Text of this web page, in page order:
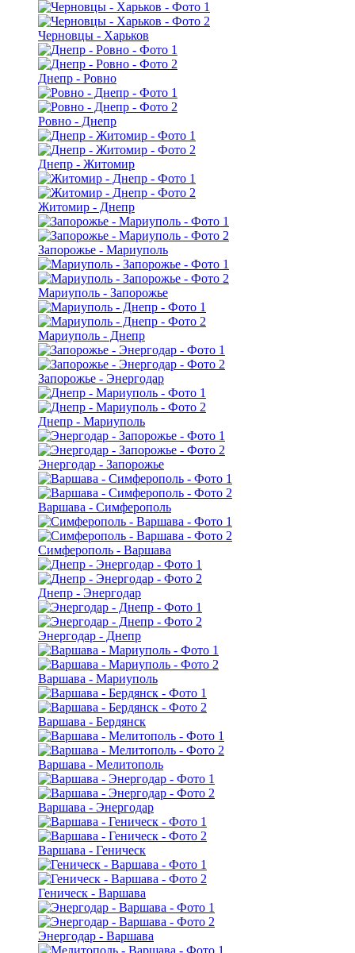
Черновцы - Харьков
Днепр - Ровно
Ровно - Днепр
Днепр - Житомир
Житомир - Днепр
Запорожье - Мариуполь
Мариуполь - Запорожье
Мариуполь - Днепр
Запорожье - Энергодар
Днепр - Мариуполь
Энергодар - Запорожье
Варшава - Симферополь
Симферополь - Варшава
Днепр - Энергодар
Энергодар - Днепр
Варшава - Мариуполь
Варшава - Бердянск
Варшава - Мелитополь
Варшава - Энергодар
Варшава - Геническ
Геническ - Варшава
Энергодар - Варшава